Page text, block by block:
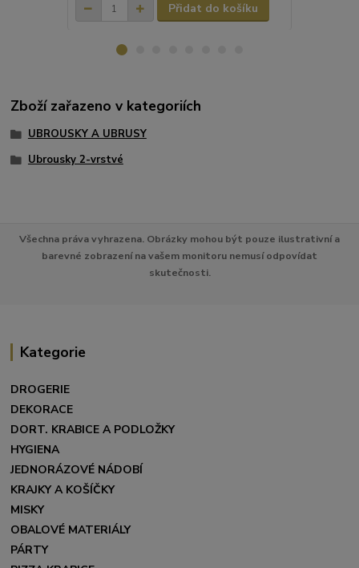
Přidat do košíku
Zboží zařazeno v kategoriích
UBROUSKY A UBRUSY
Ubrousky 2-vrstvé
Všechna práva vyhrazena. Obrázky mohou být pouze ilustrativní a
barevné zobrazení na vašem monitoru nemusí odpovídat
skutečnosti.
Kategorie
DROGERIE
DEKORACE
DORT. KRABICE A PODLOŽKY
HYGIENA
JEDNORÁZOVÉ NÁDOBÍ
KRAJKY A KOŠÍČKY
MISKY
OBALOVÉ MATERIÁLY
PÁRTY